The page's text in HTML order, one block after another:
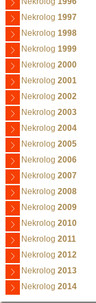
Nekrolog 1997
Nekrolog 1998
Nekrolog 1999
Nekrolog 2000
Nekrolog 2001
Nekrolog 2002
Nekrolog 2003
Nekrolog 2004
Nekrolog 2005
Nekrolog 2006
Nekrolog 2007
Nekrolog 2008
Nekrolog 2009
Nekrolog 2010
Nekrolog 2011
Nekrolog 2012
Nekrolog 2013
Nekrolog 2014